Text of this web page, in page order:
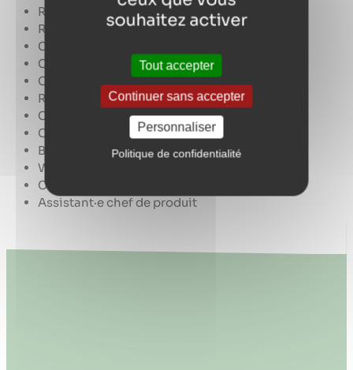
souhaitez activer
Tout accepter
Continuer sans accepter
Personnaliser
Politique de confidentialité
Responsable marketing et commercial
Responsable de rayon
Chargé·e de clientèle
Chef-fe de projet
Chef·fe de secteur
Responsable de développement commercial
Chargé·e d’affaires
Chef·fe des ventes
Business Developper
Web commercial
Consultant·e marketing
Assistant·e chef de produit